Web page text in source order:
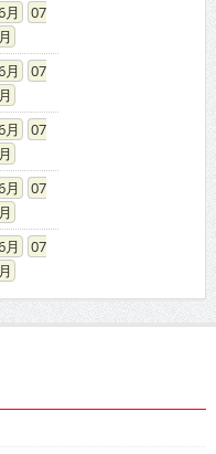
07
07
07
07
07